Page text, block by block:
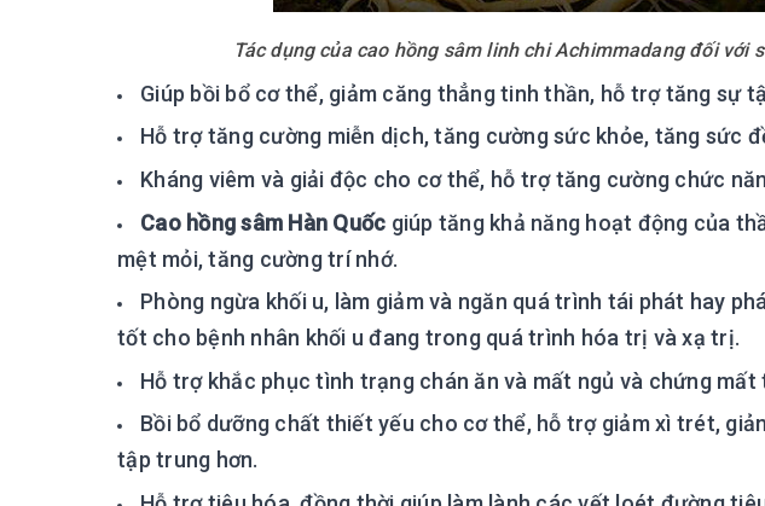
Tác dụng của cao hồng sâm linh chi Achimmadang đối với
Giúp bồi bổ cơ thể, giảm căng thẳng tinh thần, hỗ trợ tăng sự
Hỗ trợ tăng cường miễn dịch, tăng cường sức khỏe, tăng sức
Kháng viêm và giải độc cho cơ thể, hỗ trợ tăng cường chức
Cao hồng sâm Hàn Quốc giúp tăng khả năng hoạt động của
mệt mỏi, tăng cường trí nhớ.
Phòng ngừa khối u, làm giảm và ngăn quá trình tái phát hay
tốt cho bệnh nhân khối u đang trong quá trình hóa trị và xạ trị.
Hỗ trợ khắc phục tình trạng chán ăn và mất ngủ và chứng mất
Bồi bổ dưỡng chất thiết yếu cho cơ thể, hỗ trợ giảm xì trét,
tập trung hơn.